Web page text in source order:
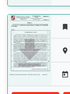



